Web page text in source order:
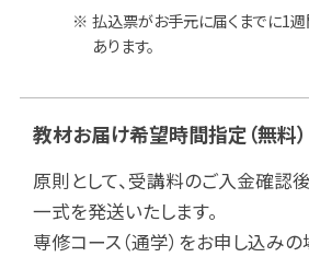
払込票がお手元に届くまでに1
あります。
教材お届け希望時間指定（無料）
原則として、受講料のご入金確認
一式を発送いたします。
専修コース（通学）をお申し込み